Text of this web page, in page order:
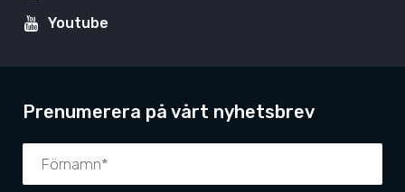
Youtube
Prenumerera på vårt nyhetsbrev